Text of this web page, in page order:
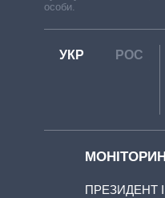
особи.
УКР РОС
ПРЕЗИДЕНТ І